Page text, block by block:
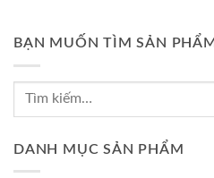
BẠN MUỐN TÌM SẢN
DANH MỤC SẢN PHẨM